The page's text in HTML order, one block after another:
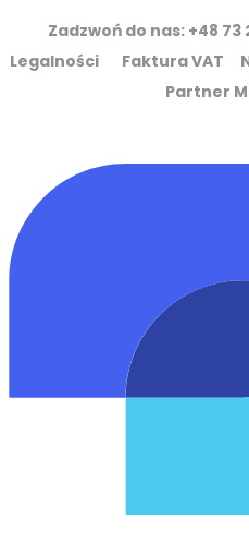
Zadzwoń do nas: +48
Legalności Faktura VAT
Partner